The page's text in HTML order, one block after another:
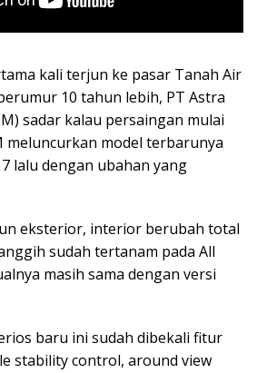
kali terjun ke pasar Tanah Air
10 tahun lebih, PT Astra
sadar kalau persaingan mulai
meluncurkan model terbarunya
lalu dengan ubahan yang
eksterior, interior berubah total
sudah tertanam pada All
masih sama dengan versi
baru ini sudah dibekali fitur
stability control, around view